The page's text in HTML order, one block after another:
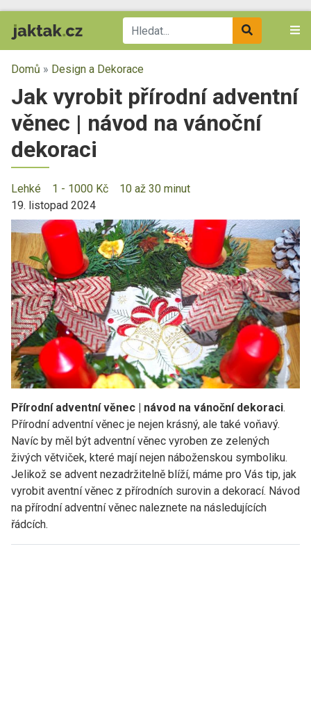
Domů » Design a Dekorace
Jak vyrobit přírodní adventní
věnec | návod na vánoční
dekoraci
Lehké 1 - 1000 Kč
10 až 30 minut
19. listopad 2024
Přírodní adventní věnec | návod na vánoční dekoraci.
Přírodní adventní věnec je nejen krásný, ale také voňavý.
Navíc by měl být adventní věnec vyroben ze zelených
živých větviček, které mají nejen náboženskou symboliku.
Jelikož se advent nezadržitelně blíží, máme pro Vás tip, jak
vyrobit aventní věnec z přírodních surovin a dekorací. Návod
na přírodní adventní věnec naleznete na následujících
řádcích.